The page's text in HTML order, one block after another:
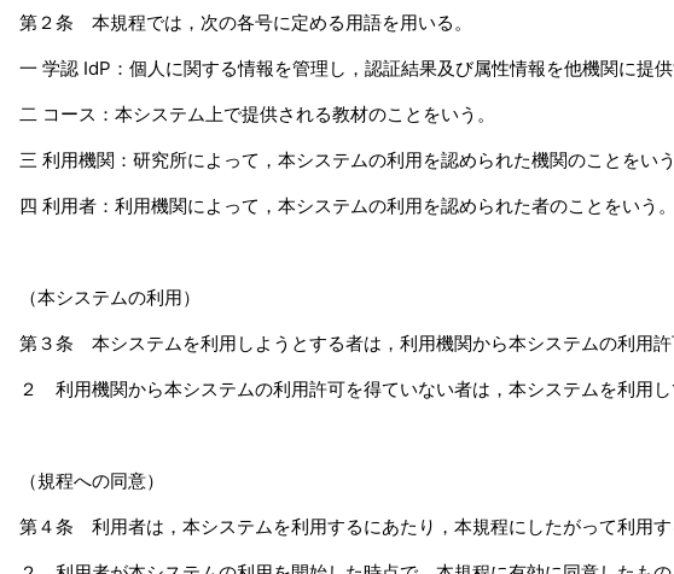
第２条 本規程では，次の各号に定める用語を用いる。
一 学認 IdP：個人に関する情報を管理し，認証結果及び属性情報を他機関に提
二 コース：本システム上で提供される教材のことをいう。
三 利用機関：研究所によって，本システムの利用を認められた機関のことをいう
四 利用者：利用機関によって，本システムの利用を認められた者のことをいう。
（本システムの利用）
第３条 本システムを利用しようとする者は，利用機関から本システムの利用許
２ 利用機関から本システムの利用許可を得ていない者は，本システムを利用し
（規程への同意）
第４条 利用者は，本システムを利用するにあたり，本規程にしたがって利用